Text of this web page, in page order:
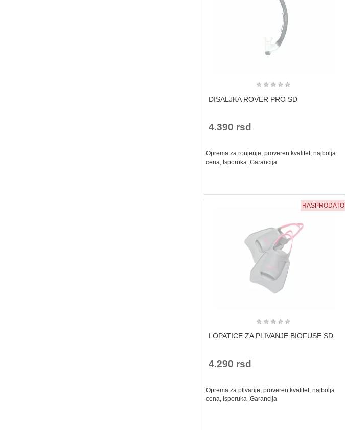
★ ★ ★ ★ ★
DISALJKA ROVER PRO SD
4.390 rsd
Oprema za ronjenje, proveren kvalitet, najbolja
cena, Isporuka ,Garancija
RASPRODATO
★ ★ ★ ★ ★
LOPATICE ZA PLIVANJE BIOFUSE SD
4.290 rsd
Oprema za plivanje, proveren kvalitet, najbolja
cena, Isporuka ,Garancija